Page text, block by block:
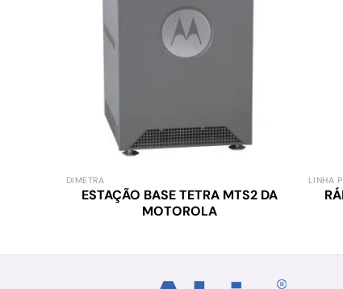
DIMETRA
ESTAÇÃO BASE TETRA MTS2 DA
MOTOROLA
LINHA